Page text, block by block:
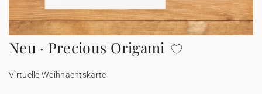
100% personalisierbare Karten
★ Gratis Musterkarten
Adressaufkleber für Umschläge
Menüs
Neu · Precious Origami
Virtuelle Weihnachtskarte